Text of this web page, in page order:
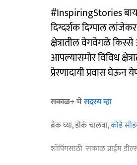
#InspiringStories बाय
दिग्दर्शक दिग्पाल
क्षेत्रातील वेगवेगळे
आपल्यासमोर विविध
प्रेरणादायी प्रवास घेऊन
सकाळ+ चेसदस्य व्हा
ब्रेक घ्या, डोकं चालवा,कोडे
शॉपिंगसाठी 'सकाळ प्राईम